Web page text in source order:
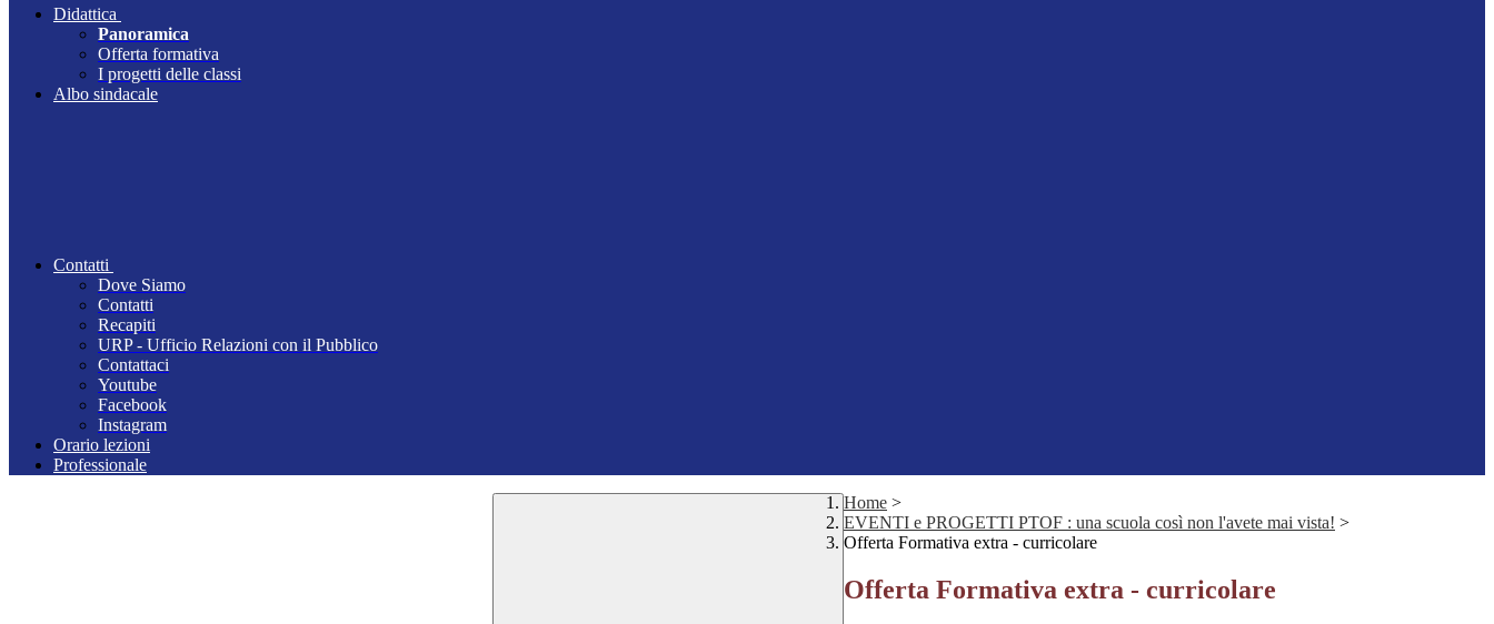
Didattica
Panoramica
Offerta formativa
I progetti delle classi
Albo sindacale
Contatti
Dove Siamo
Contatti
Recapiti
URP - Ufficio Relazioni con il Pubblico
Contattaci
Youtube
Facebook
Instagram
Orario lezioni
Professionale
Home >
EVENTI e PROGETTI PTOF : una scuola così non l'avete mai vista! >
Offerta Formativa extra - curricolare
Offerta Formativa extra - curricolare